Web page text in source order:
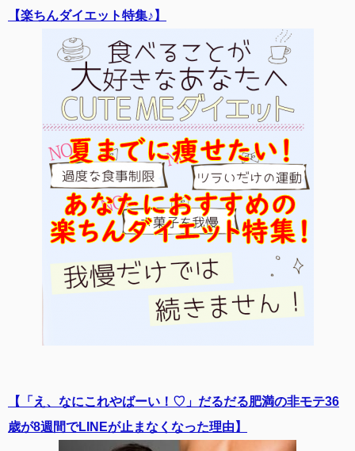
【楽ちんダイエット特集♪】
【「え、なにこれやばーい！♡」だるだる肥満の非モテ36
歳が8週間でLINEが止まなくなった理由】